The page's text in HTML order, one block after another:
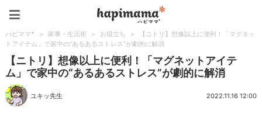
ハピママ* > 家事・生活術 > お役立ち >
【ニトリ】想像以上に便利！「マグネッ
トアイテム」で家中の“あるあるストレス”が劇的に解消
【ニトリ】想像以上に便利！「マグネットアイテ
ム」で家中の“あるあるストレス”が劇的に解消
ユキッ先生 2022.11.16 12:00